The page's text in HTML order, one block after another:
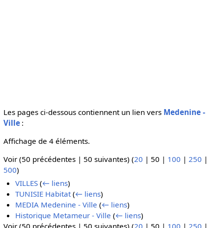
Les pages ci-dessous contiennent un lien vers Medenine -
Ville:
Affichage de 4 éléments.
Voir (50 précédentes| 50 suivantes) (20 | 50 | 100 | 250 |
500)
VILLES (← liens)
TUNISIE Habitat (← liens)
MEDIA Medenine - Ville (← liens)
Historique Metameur - Ville (← liens)
Voir (50 précédentes| 50 suivantes) (20 | 50 | 100 | 250 |